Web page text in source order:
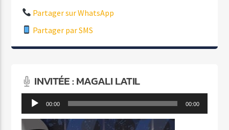
Partager sur WhatsApp
Partager par SMS
INVITÉE : MAGALI LATIL
Lecteur 00:00 00:00